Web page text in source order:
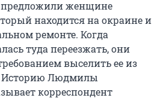
женщине
находится на окраине и
ремонте. Когда
туда переезжать, они
выселить ее из
Историю Людмилы
корреспондент